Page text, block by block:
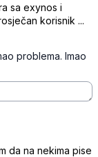
sa exynos i
korisnik ...
problema. Imao
da na nekima pise